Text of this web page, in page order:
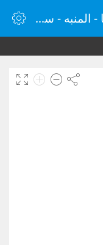
المنبه في الساعة 9:09 صباحًا - المنبه - ساعة منبه الإنترنت